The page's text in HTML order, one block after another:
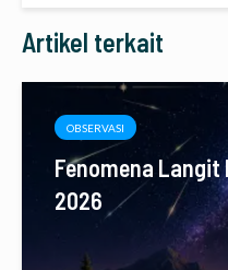
Artikel terkait
OBSERVASI
Fenomena
2026